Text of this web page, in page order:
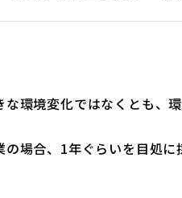
な環境変化ではなくとも、
場合、1年ぐらいを目処に